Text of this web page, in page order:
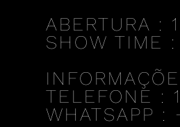
ABERTURA :
SHOW TIME
TELEFONE :
WHATSAPP :